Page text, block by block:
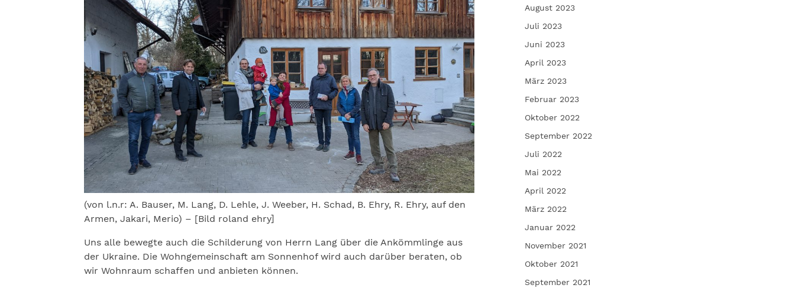
(von l.n.r: A. Bauser, M. Lang, D. Lehle, J. Weeber, H. Schad, B. Ehry, R. Ehry, auf den
Armen, Jakari, Merio) – [Bild roland ehry]
Uns alle bewegte auch die Schilderung von Herrn Lang über die Ankömmlinge aus
der Ukraine. Die Wohngemeinschaft am Sonnenhof wird auch darüber beraten, ob
wir Wohnraum schaffen und anbieten können.
August 2023
Juli 2023
Juni 2023
April 2023
März 2023
Februar 2023
Oktober 2022
September 2022
Juli 2022
Mai 2022
April 2022
März 2022
Januar 2022
November 2021
Oktober 2021
September 2021